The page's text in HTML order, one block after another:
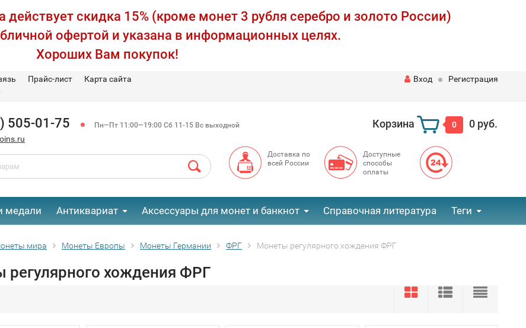
скидка 15% (кроме монет 3 рубля серебро и золото России)
офертой и указана в информационных целях.
Хороших Вам покупок!
Прайс-лист
Карта сайта
Вход Регистрация
505-01-75 Пн—Пт 11:00—19:00 Сб 11-15 Вс выходной Корзина 0 0 руб.
Доставка по
всей России
Доступные
способы
оплаты
медали Антиквариат Аксессуары для монет и банкнот Справочная литература Теги
мира Монеты Европы Монеты Германии ФРГ Монеты регулярного хождения ФРГ
регулярного хождения ФРГ